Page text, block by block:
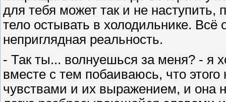
для тебя может так и не
тело остывать в холодильнике. Всё
неприглядная реальность.
- Так ты... волнуешься за меня? - я
вместе с тем побаиваюсь, что
чувствами и их выражением, и она